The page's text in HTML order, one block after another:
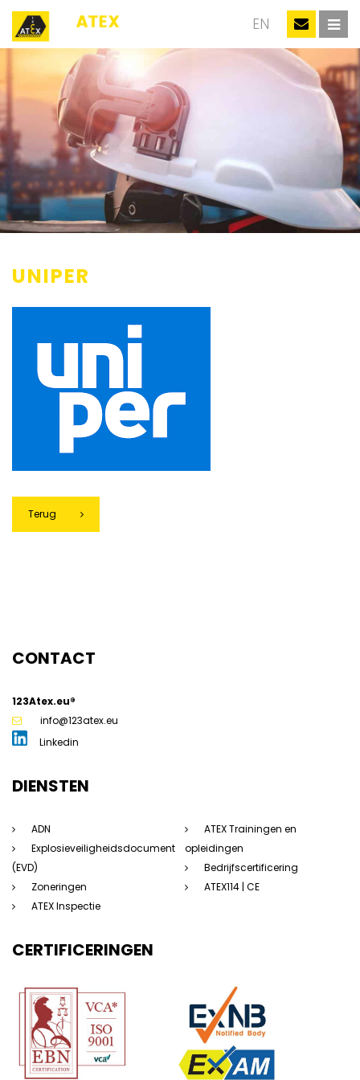
EN
UNIPER
Terug
CONTACT
123Atex.eu®
info@123atex.eu
Linkedin
DIENSTEN
ADN
Explosieveiligheidsdocument
(EVD)
Zoneringen
ATEX Inspectie
ATEX Trainingen en
opleidingen
Bedrijfscertificering
ATEX114 | CE
CERTIFICERINGEN